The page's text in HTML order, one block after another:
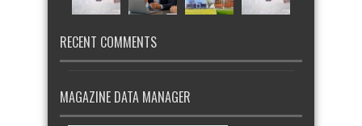
RECENT COMMENTS
MAGAZINE DATA MANAGER